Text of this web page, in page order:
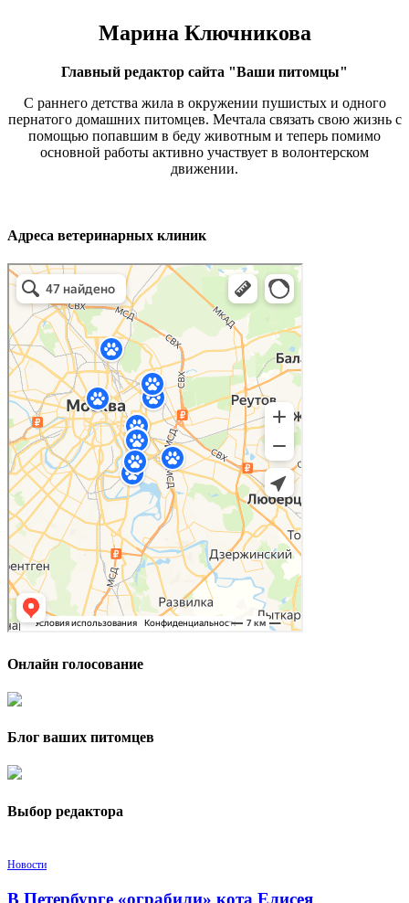
Марина Ключникова
Главный редактор сайта "Ваши питомцы"
С раннего детства жила в окружении пушистых и одного
пернатого домашних питомцев. Мечтала связать свою жизнь с
помощью попавшим в беду животным и теперь помимо
основной работы активно участвует в волонтерском
движении.
Адреса ветеринарных клиник
Онлайн голосование
Блог ваших питомцев
Выбор редактора
Новости
В Петербурге «ограбили» кота Елисея